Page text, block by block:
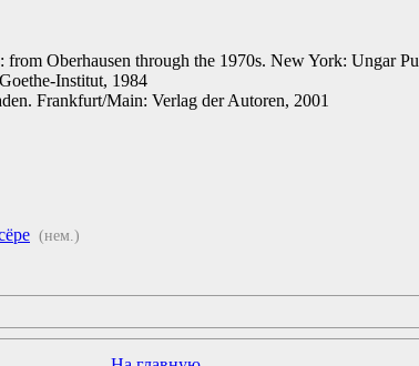
Oberhausen through the 1970s. New York: Ungar
Institut, 1984
Frankfurt/Main: Verlag der Autoren, 2001
(нем.)